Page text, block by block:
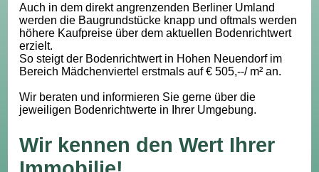
Auch in dem direkt angrenzenden Berliner Umland
werden die Baugrundstücke knapp und oftmals werden
höhere Kaufpreise über dem aktuellen Bodenrichtwert
erzielt.
So steigt der Bodenrichtwert in Hohen Neuendorf im
Bereich Mädchenviertel erstmals auf € 505,--/ m² an.
Wir beraten und informieren Sie gerne über die
jeweiligen Bodenrichtwerte in Ihrer Umgebung.
Wir kennen den Wert Ihrer